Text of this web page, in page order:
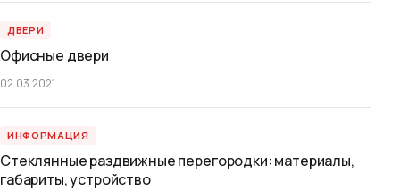
ДВЕРИ
Офисные двери
02.03.2021
ИНФОРМАЦИЯ
Стеклянные раздвижные перегородки: материалы,
габариты, устройство